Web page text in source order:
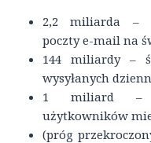
2,2 miliarda –
poczty e-mail na
144 miliardy –
wysyłanych
1 miliard –
użytkowników
(próg